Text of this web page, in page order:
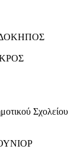
Σχολείου